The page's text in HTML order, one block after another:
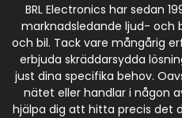
BRL Electronics har sedan
marknadsledande ljud- och
och bil. Tack vare mångårig
erbjuda skräddarsydda
just dina specifika behov.
nätet eller handlar i någon
hjälpa dig att hitta precis det